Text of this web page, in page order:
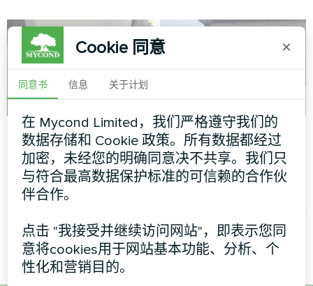
私人住宅
艺术品设计风机盘管玻璃系列
冬季准备好的私人住
宅，配备 Mycond
BeeSmart 热泵系统
件下为现代家庭提供可靠的供
暖性能。
Cookie 同意 ×
同意书 信息 关于计划
在 Mycond Limited，我们严格遵守我们的
数据存储和 Cookie 政策。所有数据都经过
加密，未经您的明确同意决不共享。我们只
与符合最高数据保护标准的可信赖的合作伙
伴合作。
点击 "我接受并继续访问网站"，即表示您同
意将cookies用于网站基本功能、分析、个
性化和营销目的。